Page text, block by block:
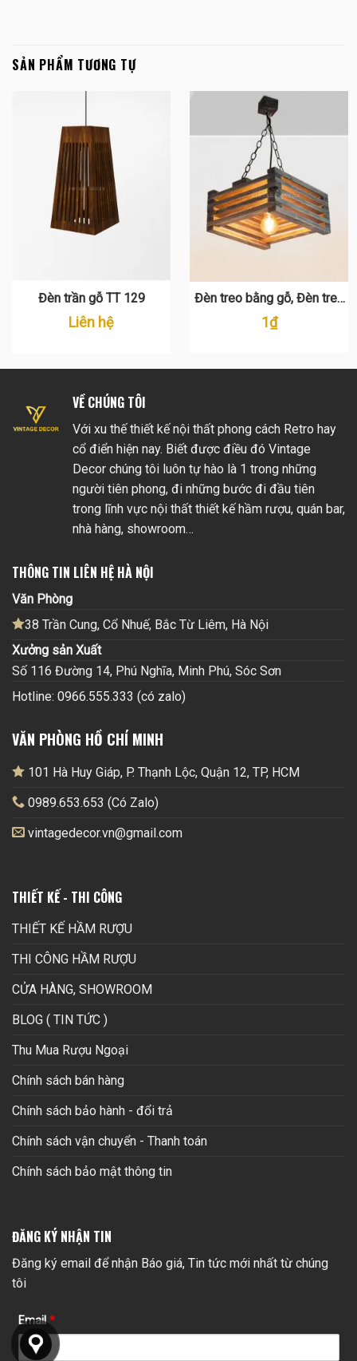
SẢN PHẨM TƯƠNG TỰ
Đèn trần gỗ TT 129
Liên hệ
Đèn treo bằng gỗ, Đèn treo
mặt dây TT 117
1₫
VỀ CHÚNG TÔI
Với xu thế thiết kế nội thất phong cách Retro hay
cổ điển hiện nay. Biết được điều đó Vintage
Decor chúng tôi luôn tự hào là 1 trong những
người tiên phong, đi những bước đi đầu tiên
trong lĩnh vực nội thất thiết kế hầm rượu, quán bar,
nhà hàng, showroom…
THÔNG TIN LIÊN HỆ HÀ NỘI
Văn Phòng
38 Trần Cung, Cổ Nhuế, Bắc Từ Liêm, Hà Nội
Xưởng sản Xuất
Số 116 Đường 14, Phú Nghĩa, Minh Phú, Sóc Sơn
Hotline: 0966.555.333 (có zalo)
VĂN PHÒNG HỒ CHÍ MINH
101 Hà Huy Giáp, P. Thạnh Lộc, Quận 12, TP, HCM
0989.653.653 (Có Zalo)
vintagedecor.vn@gmail.com
THIẾT KẾ - THI CÔNG
THIẾT KẾ HẦM RƯỢU
THI CÔNG HẦM RƯỢU
CỬA HÀNG, SHOWROOM
BLOG ( TIN TỨC )
Thu Mua Rượu Ngoại
Chính sách bán hàng
Chính sách bảo hành - đổi trả
Chính sách vận chuyển - Thanh toán
Chính sách bảo mật thông tin
ĐĂNG KÝ NHẬN TIN
Đăng ký email để nhận Báo giá, Tin tức mới nhất từ chúng
tôi
Email*